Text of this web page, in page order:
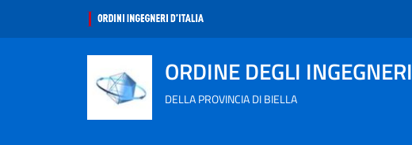
ORDINE DEGLI INGEGNERI
DELLA PROVINCIA DI BIELLA